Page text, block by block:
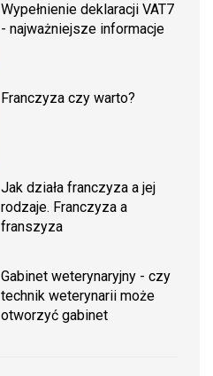
Wypełnienie deklaracji VAT7
- najważniejsze informacje
Franczyza czy warto?
Jak działa franczyza a jej
rodzaje. Franczyza a
franszyza
Gabinet weterynaryjny - czy
technik weterynarii może
otworzyć gabinet